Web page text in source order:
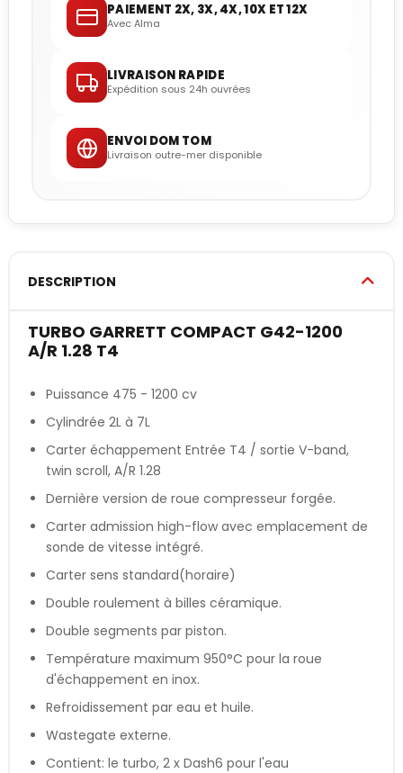
PAIEMENT 2X, 3X, 4X, 10X ET 12X
Avec Alma
LIVRAISON RAPIDE
Expédition sous 24h ouvrées
ENVOI DOM TOM
Livraison outre-mer disponible
DESCRIPTION
TURBO GARRETT COMPACT G42-1200
A/R 1.28 T4
Puissance 475 - 1200 cv
Cylindrée 2L à 7L
Carter échappement Entrée T4 / sortie V-band,
twin scroll, A/R 1.28
Dernière version de roue compresseur forgée.
Carter admission high-flow avec emplacement de
sonde de vitesse intégré.
Carter sens standard(horaire)
Double roulement à billes céramique.
Double segments par piston.
Température maximum 950°C pour la roue
d'échappement en inox.
Refroidissement par eau et huile.
Wastegate externe.
Contient: le turbo, 2 x Dash6 pour l'eau